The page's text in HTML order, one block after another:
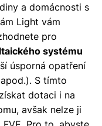
a domácnosti s
Light vám
pro
systému
úsporná opatření
S tímto
dotaci i na
avšak nelze ji